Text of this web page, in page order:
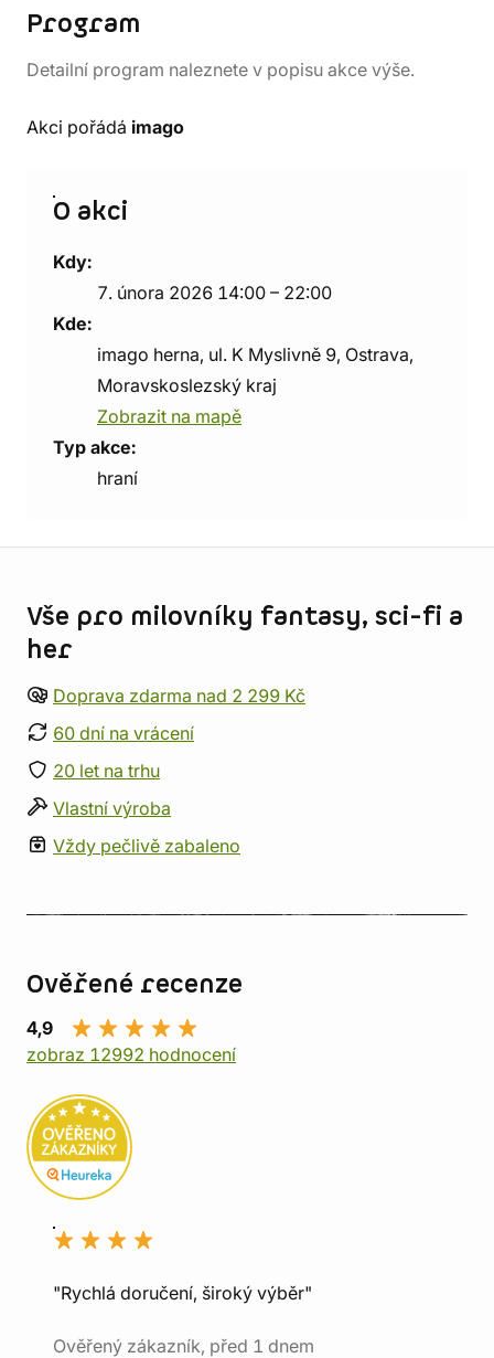
Program
Detailní program naleznete v popisu akce výše.
Akci pořádá imago
O akci
Kdy:
7. února 2026 14:00 – 22:00
Kde:
imago herna, ul. K Myslivně 9, Ostrava,
Moravskoslezský kraj
Zobrazit na mapě
Typ akce:
hraní
Vše pro milovníky fantasy, sci-fi a
her
Doprava zdarma nad 2 299 Kč
60 dní na vrácení
20 let na trhu
Vlastní výroba
Vždy pečlivě zabaleno
Ověřené recenze
4,9
zobraz 12992 hodnocení
"Rychlá doručení, široký výběr"
Ověřený zákazník, před 1 dnem